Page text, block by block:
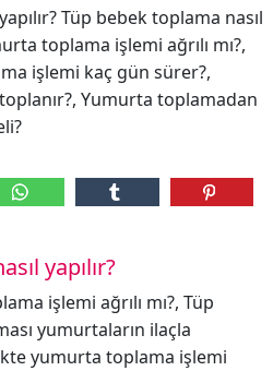
Tüp bebek toplama nasıl
toplama işlemi ağrılı mı?,
işlemi kaç gün sürer?,
Yumurta toplamadan
yapılır?
işlemi ağrılı mı?, Tüp
yumurtaların ilaçla
yumurta toplama işlemi